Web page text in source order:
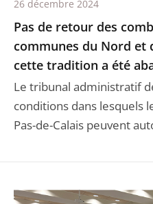
Pas de retour des
communes du Nord et
cette tradition a été
Le tribunal administratif
conditions dans lesquels
Pas-de-Calais peuvent
26 décembre 2024